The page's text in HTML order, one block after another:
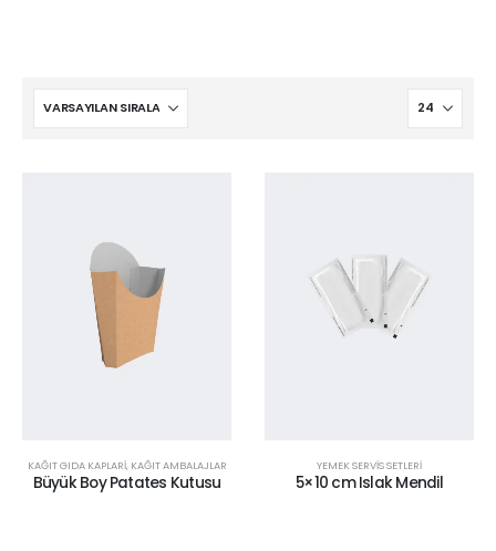
KAĞIT GIDA KAPLARI, KAĞIT AMBALAJLAR
Büyük Boy Patates Kutusu
YEMEK SERVİS SETLERİ
5×10 cm Islak Mendil